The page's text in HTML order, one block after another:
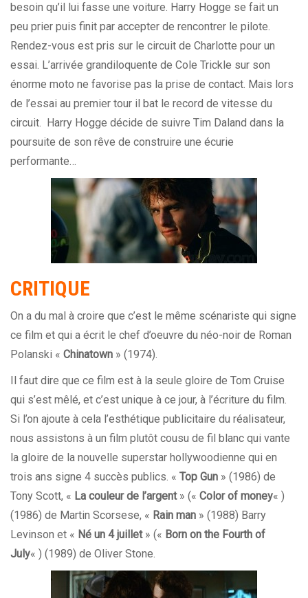
besoin qu’il lui fasse une voiture. Harry Hogge se fait un
peu prier puis finit par accepter de rencontrer le pilote.
Rendez-vous est pris sur le circuit de Charlotte pour un
essai. L’arrivée grandiloquente de Cole Trickle sur son
énorme moto ne favorise pas la prise de contact. Mais lors
de l’essai au premier tour il bat le record de vitesse du
circuit. Harry Hogge décide de suivre Tim Daland dans la
poursuite de son rêve de construire une écurie
performante…
CRITIQUE
On a du mal à croire que c’est le même scénariste qui signe
ce film et qui a écrit le chef d’oeuvre du néo-noir de Roman
Polanski « Chinatown » (1974).
Il faut dire que ce film est à la seule gloire de Tom Cruise
qui s’est mêlé, et c’est unique à ce jour, à l’écriture du film.
Si l’on ajoute à cela l’esthétique publicitaire du réalisateur,
nous assistons à un film plutôt cousu de fil blanc qui vante
la gloire de la nouvelle superstar hollywoodienne qui en
trois ans signe 4 succès publics. « Top Gun » (1986) de
Tony Scott, « La couleur de l’argent» (« Color of money« )
(1986) de Martin Scorsese, « Rain man » (1988) Barry
Levinson et « Né un 4 juillet» (« Born on the Fourth of
July« ) (1989) de Oliver Stone.